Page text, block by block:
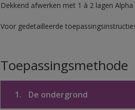
Dekkend afwerken met 1 à 2 lagen Alpha
Voor gedetailleerde
Toepassingsmethode
1. De ondergrond